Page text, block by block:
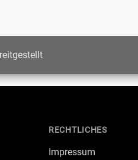
RECHTLICHES
Impressum